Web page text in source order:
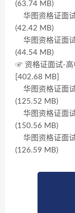
(63.74 MB)
华图资格证面
(42.42 MB)
华图资格证面
(44.54 MB)
☞ 资格证面试-高
[402.68 MB]
华图资格证面
(125.52 MB)
华图资格证面
(150.56 MB)
华图资格证面
(126.59 MB)